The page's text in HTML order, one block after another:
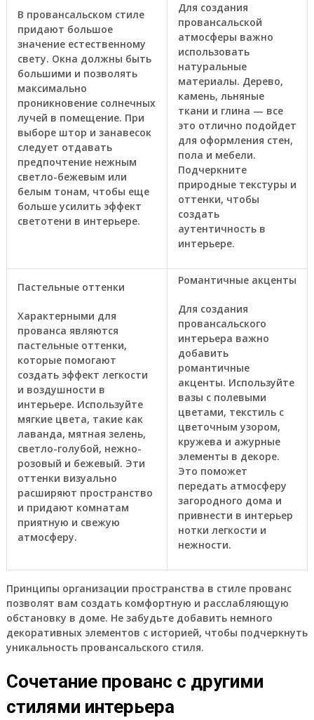
В провансальском стиле
придают большое
значение естественному
свету. Окна должны быть
большими и позволять
максимально
проникновение солнечных
лучей в помещение. При
выборе штор и занавесок
следует отдавать
предпочтение нежным
светло-бежевым или
белым тонам, чтобы еще
больше усилить эффект
светотени в интерьере.
Для создания
провансальской
атмосферы важно
использовать
натуральные
материалы. Дерево,
камень, льняные
ткани и глина — все
это отлично подойдет
для оформления стен,
пола и мебели.
Подчеркните
природные текстуры и
оттенки, чтобы
создать
аутентичность в
интерьере.
Пастельные оттенки
Характерными для
прованса являются
пастельные оттенки,
которые помогают
создать эффект легкости
и воздушности в
интерьере. Используйте
мягкие цвета, такие как
лаванда, мятная зелень,
светло-голубой, нежно-
розовый и бежевый. Эти
оттенки визуально
расширяют пространство
и придают комнатам
приятную и свежую
атмосферу.
Романтичные акценты
Для создания
провансальского
интерьера важно
добавить
романтичные
акценты. Используйте
вазы с полевыми
цветами, текстиль с
цветочным узором,
кружева и ажурные
элементы в декоре.
Это поможет
передать атмосферу
загородного дома и
привнести в интерьер
нотки легкости и
нежности.
Принципы организации пространства в стиле прованс
позволят вам создать комфортную и расслабляющую
обстановку в доме. Не забудьте добавить немного
декоративных элементов с историей, чтобы подчеркнуть
уникальность провансальского стиля.
Сочетание прованс с другими
стилями интерьера